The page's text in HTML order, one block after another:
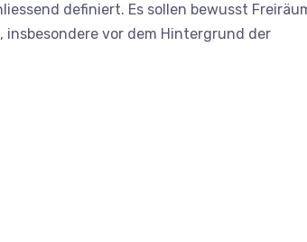
definiert. Es sollen bewusst
vor dem Hintergrund der